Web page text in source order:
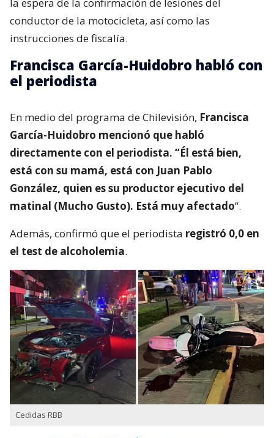
la espera de la confirmación de lesiones del
conductor de la motocicleta, así como las
instrucciones de fiscalía.
Francisca García-Huidobro habló con
el periodista
En medio del programa de Chilevisión, Francisca
García-Huidobro mencionó que habló
directamente con el periodista. “Él está bien,
está con su mamá, está con Juan Pablo
González, quien es su productor ejecutivo del
matinal (Mucho Gusto). Está muy afectado”.
Además, confirmó que el periodista registró 0,0 en
el test de alcoholemia.
Cedidas RBB